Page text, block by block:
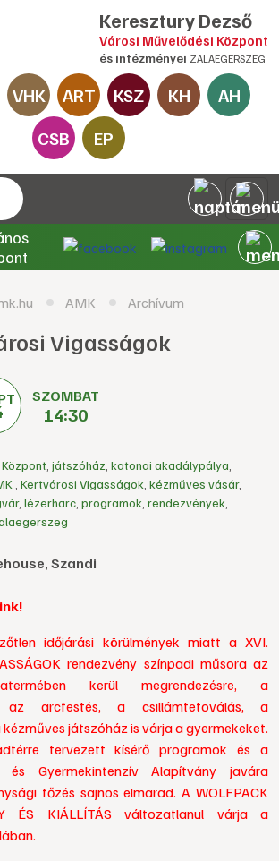
Keresztury Dezső
Városi Művelődési Központ
és intézményei ZALAEGERSZEG
VHK ART KSZ KH
AH
CSB
EP
AMK Archívum
Vigasságok
SZOMBAT
14:30
játszóház katonai akadálypálya
Kertvárosi Vigasságok kézműves vásár,
, lézerharc programok rendezvények
Szandi
időjárási körülmények miatt a XVI.
rendezvény színpadi műsora az
kerül megrendezésre, a
az arcfestés, a csillámtetoválás, a
játszóház is várja a gyermekeket.
tervezett kísérő programok és a
és Gyermekintenzív Alapítvány javára
főzés sajnos elmarad. A WOLFPACK
ÉS KIÁLLÍTÁS változatlanul várja a